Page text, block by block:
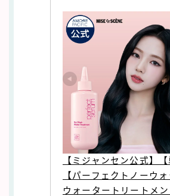
【ミジャンセン公式】【
【パーフェクトノーウォ
ウォータートリートメ